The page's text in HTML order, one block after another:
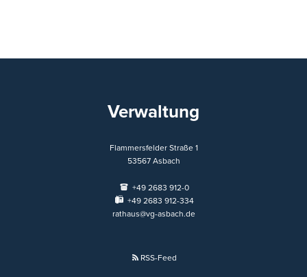
Verwaltung
Flammersfelder Straße 1
53567 Asbach
+49 2683 912-0
+49 2683 912-334
rathaus@vg-asbach.de
RSS-Feed